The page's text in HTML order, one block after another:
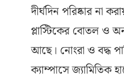
দীর্ঘদিন পরিষ্কার না
প্লাস্টিকের বোতল ও
আছে। নোংরা ও বদ্ধ
ক্যাম্পাসে জ্যামিতিক